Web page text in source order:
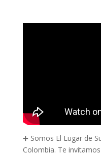
➕ Somos El Lugar de
Colombia. Te